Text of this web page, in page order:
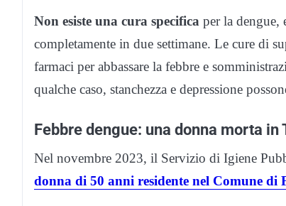
Non esiste una cura specifica per la dengue,
completamente in due settimane. Le cure di
farmaci per abbassare la febbre e
qualche caso, stanchezza e depressione
Febbre dengue: una donna morta in
Nel novembre 2023, il Servizio di Igiene
donna di 50 anni residente nel Comune di